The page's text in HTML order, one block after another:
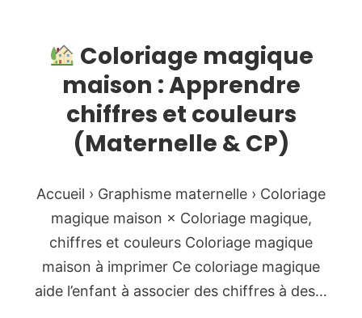
Coloriage magique
maison : Apprendre
chiffres et couleurs
(Maternelle & CP)
Accueil › Graphisme maternelle › Coloriage
magique maison × Coloriage magique,
chiffres et couleurs Coloriage magique
maison à imprimer Ce coloriage magique
aide l’enfant à associer des chiffres à des…